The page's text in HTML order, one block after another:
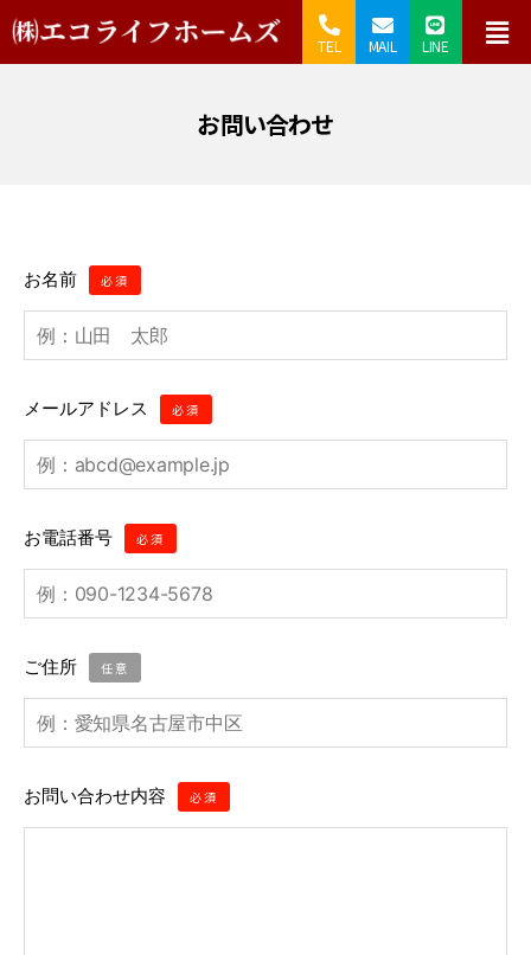
TEL MAIL LINE
お問い合わせ
お名前 必須
メールアドレス 必須
お電話番号 必須
ご住所 任意
お問い合わせ内容 必須